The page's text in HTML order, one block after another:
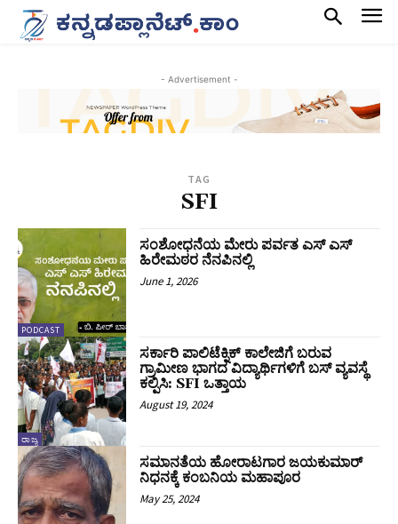
- Advertisement -
TAG
SFI
PODCAST
ಸಂಶೋಧನೆಯ ಮೇರು ಪರ್ವತ ಎಸ್ ಎಸ್
ಹಿರೇಮಠರ ನೆನಪಿನಲ್ಲಿ
June 1, 2026
ರಾಜ್ಯ
ಸರ್ಕಾರಿ ಪಾಲಿಟೆಕ್ನಿಕ್ ಕಾಲೇಜಿಗೆ ಬರುವ
ಗ್ರಾಮೀಣ ಭಾಗದ ವಿದ್ಯಾರ್ಥಿಗಳಿಗೆ ಬಸ್ ವ್ಯವಸ್ಥೆ
ಕಲ್ಪಿಸಿ: SFI ಒತ್ತಾಯ
August 19, 2024
ಸಮಾನತೆಯ ಹೋರಾಟಗಾರ ಜಯಕುಮಾರ್‌
ನಿಧನಕ್ಕೆ ಕಂಬನಿಯ ಮಹಾಪೂರ
May 25, 2024